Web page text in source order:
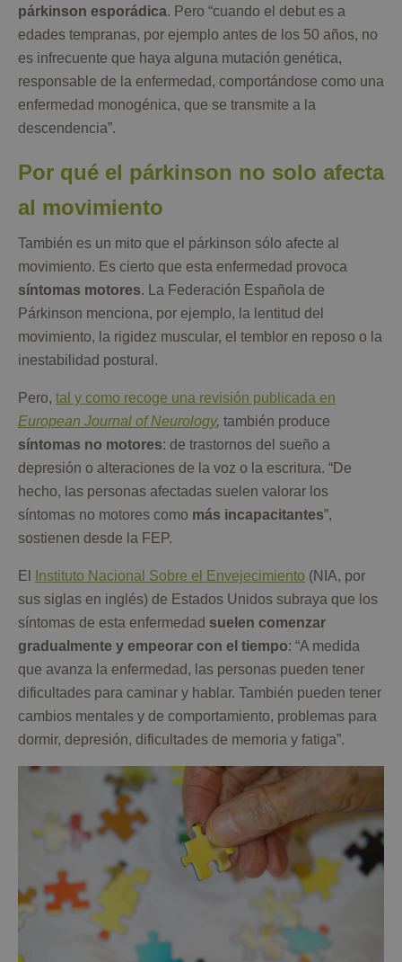
párkinson esporádica. Pero “cuando el debut es a
edades tempranas, por ejemplo antes de los 50 años, no
es infrecuente que haya alguna mutación genética,
responsable de la enfermedad, comportándose como una
enfermedad monogénica, que se transmite a la
descendencia”.
Por qué el párkinson no solo afecta
al movimiento
También es un mito que el párkinson sólo afecte al
movimiento. Es cierto que esta enfermedad provoca
síntomas motores. La Federación Española de
Párkinson menciona, por ejemplo, la lentitud del
movimiento, la rigidez muscular, el temblor en reposo o la
inestabilidad postural.
Pero, tal y como recoge una revisión publicada en
European Journal of Neurology, también produce
síntomas no motores: de trastornos del sueño a
depresión o alteraciones de la voz o la escritura. “De
hecho, las personas afectadas suelen valorar los
síntomas no motores como más incapacitantes”,
sostienen desde la FEP.
El Instituto Nacional Sobre el Envejecimiento (NIA, por
sus siglas en inglés) de Estados Unidos subraya que los
síntomas de esta enfermedad suelen comenzar
gradualmente y empeorar con el tiempo: “A medida
que avanza la enfermedad, las personas pueden tener
dificultades para caminar y hablar. También pueden tener
cambios mentales y de comportamiento, problemas para
dormir, depresión, dificultades de memoria y fatiga”.